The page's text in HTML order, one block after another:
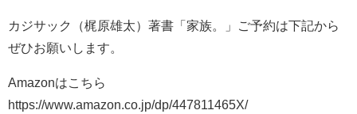
カジサック（梶原雄太）著書「家族。」ご予約は下記から
ぜひお願いします。
Amazonはこちら
https://www.amazon.co.jp/dp/447811465X/